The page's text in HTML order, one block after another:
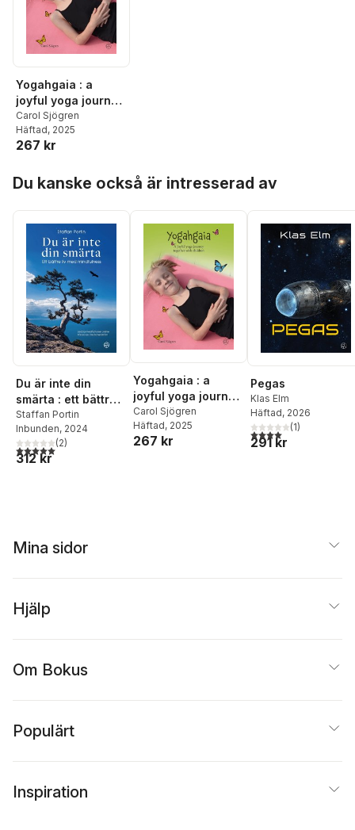
Yogahgaia : a
joyful yoga journey
together with
children
Carol Sjögren
Häftad, 2025
267 kr
Du kanske också är intresserad av
Du är inte din
smärta : ett bättre
liv med
mindfulness
Staffan Portin
Inbunden, 2024
5,0utav 5 stjärnor. Totalt antal röster:
(2)
312 kr
Yogahgaia : a
joyful yoga journey
together with
children
Carol Sjögren
Häftad, 2025
267 kr
Pegas
Klas Elm
Häftad, 2026
4,0utav 5 stjärnor.
(1)
291 kr
Mina sidor
Hjälp
Om Bokus
Populärt
Inspiration